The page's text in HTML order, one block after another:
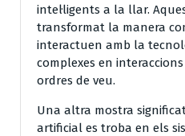
intel·ligents a la llar.
transformat la manera
interactuen amb la
complexes en
ordres de veu.
Una altra mostra
artificial es troba en els